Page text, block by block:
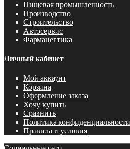
Пищевая промышленность
Производство
Строительство
Автосервис
Фармацевтика
Личный кабинет
Мой аккаунт
Корзина
Оформление заказа
Хочу купить
Сравнить
Политика конфиденциальности
Правила и условия